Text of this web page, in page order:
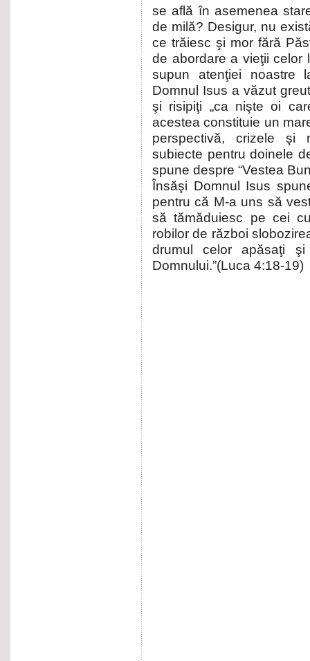
se află în asemenea
de milă? Desigur, nu
ce trăiesc şi mor fără
de abordare a vieţii celor
supun atenţiei noastre
Domnul Isus a văzut
şi risipiţi „ca nişte oi
acestea constituie un
perspectivă, crizele şi
subiecte pentru doinele
spune despre “Vestea
Însăşi Domnul Isus
pentru că M-a uns să
să tămăduiesc pe cei
robilor de război
drumul celor apăsaţi
Domnului.”(Luca 4:18-19)